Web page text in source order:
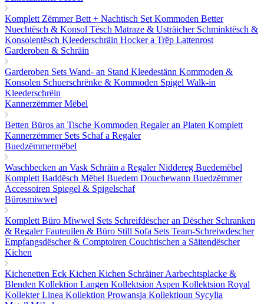
Komplett ZëmmerBett + Nachtisch Set Kommoden Better
Nuechtësch & Konsol Tësch Matraze & Usträicher Schminktësch &
Konsolentësch Kleederschräin Hocker a Trëp Lattenrost
Garderoben & Schräin
Garderoben Sets Wand- an Stand Kleedestänn Kommoden &
Konsolen Schuerschrënke & Kommoden Spigel Walk-in
Kleederschrëin
Kannerzëmmer Mëbel
Betten Büros an Tische Kommoden Regaler an Platen Komplett
Kannerzëmmer Sets Schaf a Regaler
Buedzëmmermëbel
Waschbecken an Vask Schräin a RegalerNiddereg Buedemëbel
Komplett Baddësch Mëbel Buedem Douchewann Buedzëmmer
Accessoiren Spiegel & Spigelschaf
Bürosmiwwel
Komplett Büro Miwwel Sets Schreifdëscher an Dëscher Schranken
& RegalerFauteuilen & Büro Still Sofa Sets Team-Schreiwdescher
Empfangsdëscher & Comptoiren Couchtischen a Säitendëscher
Kichen
Kichenetten Eck Kichen Kichen SchräinerAarbechtsplacke &
Blenden Kollektion Langen Kollektsion Aspen Kollektsion Royal
Kollekter Linea Kollektion Prowansja Kollektioun Sycylia